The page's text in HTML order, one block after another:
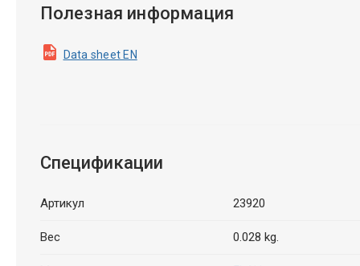
Полезная информация
Data sheet EN
Спецификации
Артикул 23920
Вес 0.028 kg.